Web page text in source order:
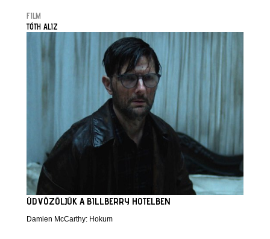
FILM
TÓTH ALIZ
ÜDVÖZÖLJÜK A BILLBERRY HOTELBEN
Damien McCarthy: Hokum